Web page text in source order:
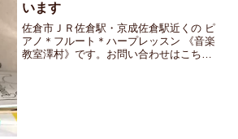
います
佐倉市ＪＲ佐倉駅・京成佐倉駅近くの ピ
アノ＊フルート＊ハープレッスン 《音楽
教室澤村》です。お問い合わせはこちら